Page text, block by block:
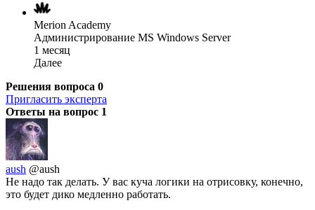
Merion Academy
Администрирование MS Windows Server
1 месяц
Далее
Решения вопроса 0
Пригласить эксперта
Ответы на вопрос 1
aush @aush
Не надо так делать. У вас куча логики на отрисовку, конечно,
это будет дико медленно работать.